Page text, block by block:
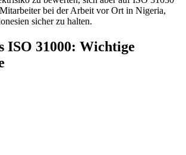
bei der Arbeit vor Ort in Nigeria,
sicher zu halten.
ISO 31000: Wichtige